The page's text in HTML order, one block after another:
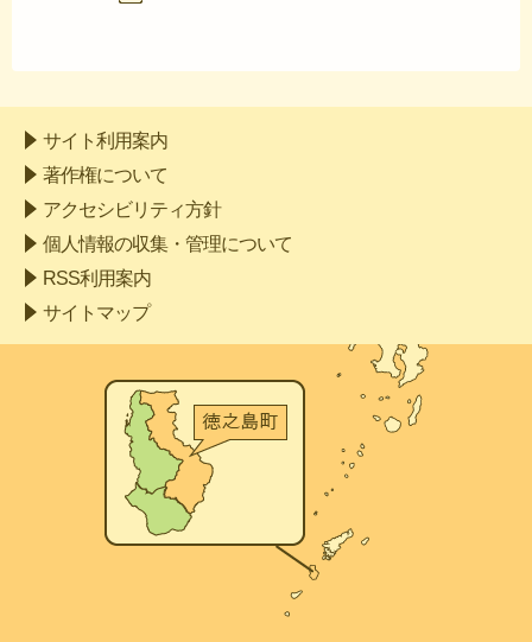
サイト利用案内
著作権について
アクセシビリティ方針
個人情報の収集・管理について
RSS利用案内
サイトマップ